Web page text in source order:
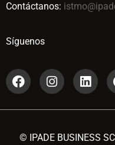
Contáctanos:
Síguenos
© IPADE BUSINESS